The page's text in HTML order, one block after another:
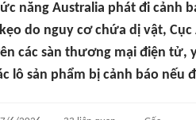
năng Australia phát đi cảnh
do nguy cơ chứa dị vật,
các sàn thương mại điện tử,
lô sản phẩm bị cảnh báo nếu